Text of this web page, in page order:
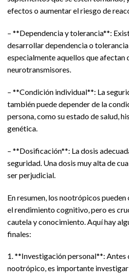
efectos o aumentar el riesgo de
– **Dependencia y tolerancia**:
desarrollar dependencia o
especialmente aquellos que afectan
neurotransmisores.
– **Condición individual**: La
también puede depender de la
persona, como su estado de salud,
genética.
– **Dosificación**: La dosis
seguridad. Una dosis muy alta de
ser perjudicial.
En resumen, los nootrópicos
el rendimiento cognitivo, pero es
cautela y conocimiento. Aquí hay
finales:
1. **Investigación personal**: Antes
nootrópico, es importante